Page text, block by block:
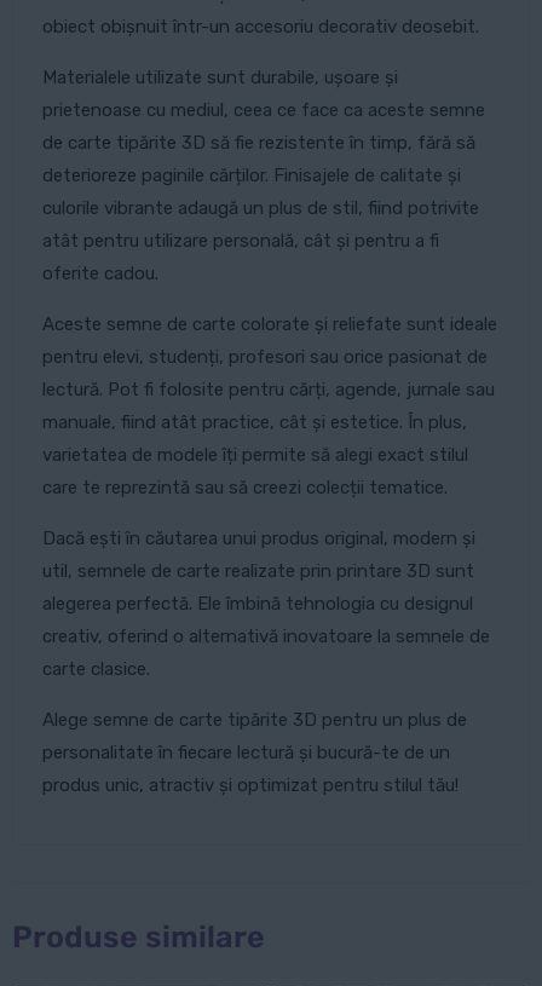
obiect obișnuit într-un accesoriu decorativ deosebit.
Materialele utilizate sunt durabile, ușoare și
prietenoase cu mediul, ceea ce face ca aceste semne
de carte tipărite 3D să fie rezistente în timp, fără să
deterioreze paginile cărților. Finisajele de calitate și
culorile vibrante adaugă un plus de stil, fiind potrivite
atât pentru utilizare personală, cât și pentru a fi
oferite cadou.
Aceste semne de carte colorate și reliefate sunt ideale
pentru elevi, studenți, profesori sau orice pasionat de
lectură. Pot fi folosite pentru cărți, agende, jurnale sau
manuale, fiind atât practice, cât și estetice. În plus,
varietatea de modele îți permite să alegi exact stilul
care te reprezintă sau să creezi colecții tematice.
Dacă ești în căutarea unui produs original, modern și
util, semnele de carte realizate prin printare 3D sunt
alegerea perfectă. Ele îmbină tehnologia cu designul
creativ, oferind o alternativă inovatoare la semnele de
carte clasice.
Alege semne de carte tipărite 3D pentru un plus de
personalitate în fiecare lectură și bucură-te de un
produs unic, atractiv și optimizat pentru stilul tău!
Produse similare